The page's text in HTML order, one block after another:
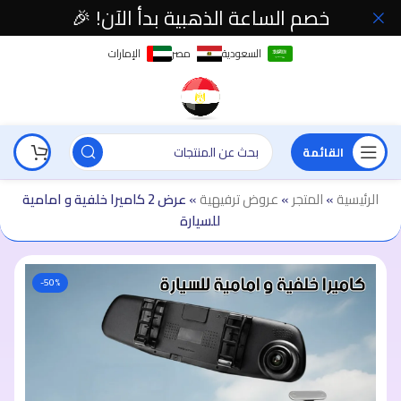
السعودية مصر الإمارات
القائمة
الرئيسية»المتجر»عروض ترفيهية»
عرض 2 كاميرا خلفية و امامية
للسيارة
-50%
خصم الساعة الذهبية بدأ الآن! 🎉